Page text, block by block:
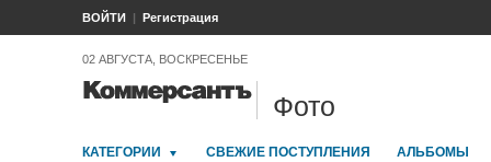
ВОЙТИ Регистрация
02 АВГУСТА, ВОСКРЕСЕНЬЕ
Фото
КАТЕГОРИИ СВЕЖИЕ ПОСТУПЛЕНИЯ АЛЬБОМЫ